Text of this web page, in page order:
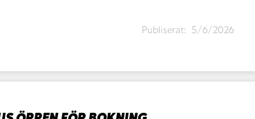
Publiserat: 5/6/2026